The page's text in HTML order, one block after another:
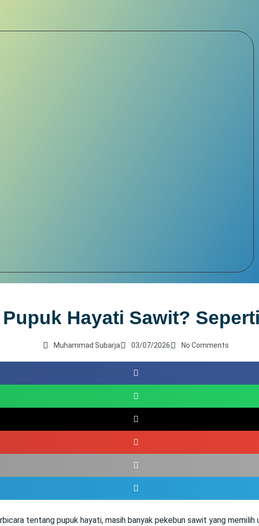
Hayati Sawit?
Muhammad Subarja 03/07/2026 No Comments
tentang pupuk hayati, masih banyak pekebun sawit yang